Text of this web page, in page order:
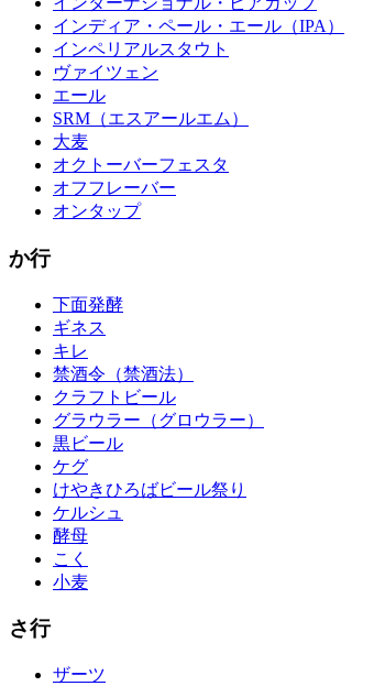
インディア・ペール・エール（IPA）
インペリアルスタウト
ヴァイツェン
エール
SRM（エスアールエム）
大麦
オクトーバーフェスタ
オフフレーバー
オンタップ
か行
下面発酵
ギネス
キレ
禁酒令（禁酒法）
クラフトビール
グラウラー（グロウラー）
黒ビール
ケグ
けやきひろばビール祭り
ケルシュ
酵母
こく
小麦
さ行
ザーツ